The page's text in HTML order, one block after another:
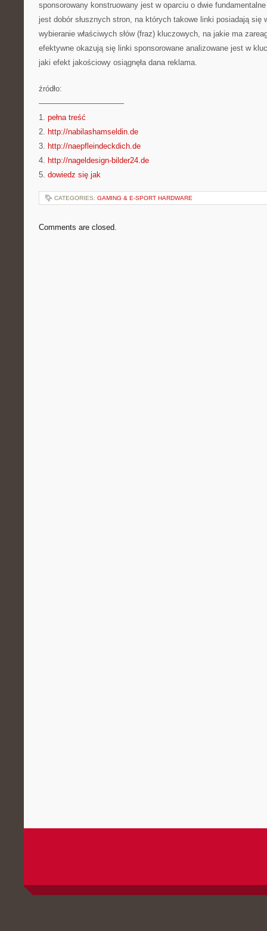
sponsorowany konstruowany jest w oparciu o dwie
jest dobór słusznych stron, na których takowe linki posiadają się
wybieranie właściwych słów (fraz) kluczowych, na jakie ma
efektywne okazują się linki sponsorowane analizowane jest w
jaki efekt jakościowy osiągnęła dana reklama.
źródło:
———————————
1. pełna treść
2. http://nabilashamseldin.de
3. http://naepfleindeckdich.de
4. http://nageldesign-bilder24.de
5. dowiedz się jak
CATEGORIES: GAMING & E-SPORT HARDWARE
Comments are closed.